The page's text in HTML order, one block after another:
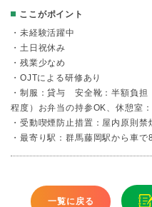
ここがポイント
・未経験活躍中
・土日祝休み
・残業少なめ
・OJTによる研修あり
・制服：貸与 安全靴：半額負
程度）お弁当の持参OK、休憩室
・受動喫煙防止措置：屋内原則禁
・最寄り駅：群馬藤岡駅から車で
一覧に戻る